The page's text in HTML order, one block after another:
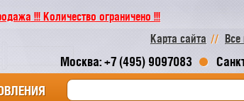
!!! Количество ограничено !!!
Карта сайта
Все
Москва: +7 (495) 9097083